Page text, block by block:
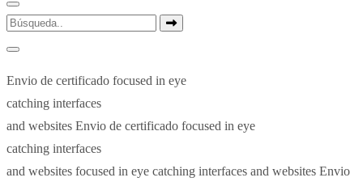
Envio de certificado focused in eye
catching interfaces
and websites Envio de certificado focused in eye
catching interfaces
and websites focused in eye catching interfaces and websites Envio